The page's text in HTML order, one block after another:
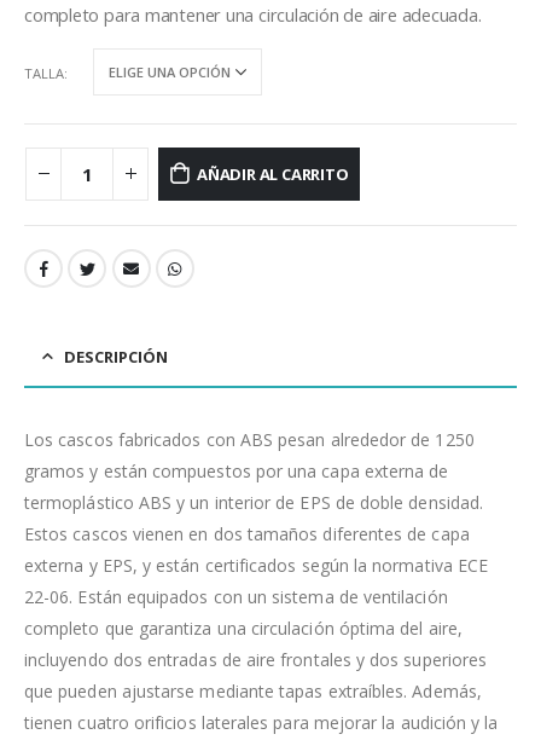
completo para mantener una circulación de aire adecuada.
TALLA
AÑADIR AL CARRITO
DESCRIPCIÓN
Los cascos fabricados con ABS pesan alrededor de 1250
gramos y están compuestos por una capa externa de
termoplástico ABS y un interior de EPS de doble densidad.
Estos cascos vienen en dos tamaños diferentes de capa
externa y EPS, y están certificados según la normativa ECE
22-06. Están equipados con un sistema de ventilación
completo que garantiza una circulación óptima del aire,
incluyendo dos entradas de aire frontales y dos superiores
que pueden ajustarse mediante tapas extraíbles. Además,
tienen cuatro orificios laterales para mejorar la audición y la